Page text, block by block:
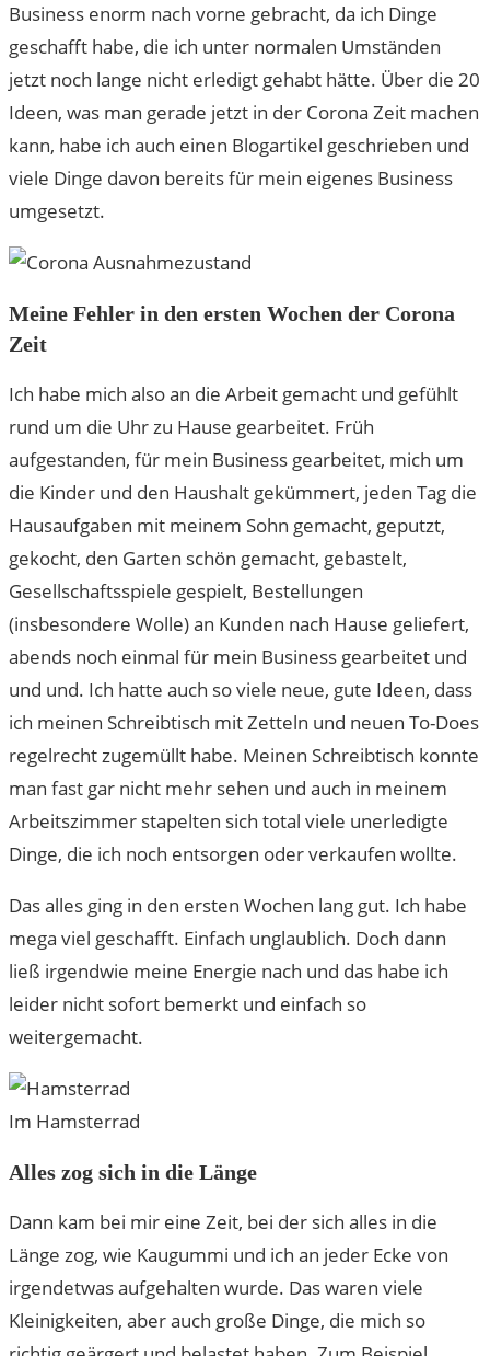
Business enorm nach vorne gebracht, da ich Dinge
geschafft habe, die ich unter normalen Umständen
jetzt noch lange nicht erledigt gehabt hätte. Über die 20
Ideen, was man gerade jetzt in der Corona Zeit machen
kann, habe ich auch einen Blogartikel geschrieben und
viele Dinge davon bereits für mein eigenes Business
umgesetzt.
Meine Fehler in den ersten Wochen der Corona
Zeit
Ich habe mich also an die Arbeit gemacht und gefühlt
rund um die Uhr zu Hause gearbeitet. Früh
aufgestanden, für mein Business gearbeitet, mich um
die Kinder und den Haushalt gekümmert, jeden Tag die
Hausaufgaben mit meinem Sohn gemacht, geputzt,
gekocht, den Garten schön gemacht, gebastelt,
Gesellschaftsspiele gespielt, Bestellungen
(insbesondere Wolle) an Kunden nach Hause geliefert,
abends noch einmal für mein Business gearbeitet und
und und. Ich hatte auch so viele neue, gute Ideen, dass
ich meinen Schreibtisch mit Zetteln und neuen To-Does
regelrecht zugemüllt habe. Meinen Schreibtisch konnte
man fast gar nicht mehr sehen und auch in meinem
Arbeitszimmer stapelten sich total viele unerledigte
Dinge, die ich noch entsorgen oder verkaufen wollte.
Das alles ging in den ersten Wochen lang gut. Ich habe
mega viel geschafft. Einfach unglaublich. Doch dann
ließ irgendwie meine Energie nach und das habe ich
leider nicht sofort bemerkt und einfach so
weitergemacht.
Im Hamsterrad
Alles zog sich in die Länge
Dann kam bei mir eine Zeit, bei der sich alles in die
Länge zog, wie Kaugummi und ich an jeder Ecke von
irgendetwas aufgehalten wurde. Das waren viele
Kleinigkeiten, aber auch große Dinge, die mich so